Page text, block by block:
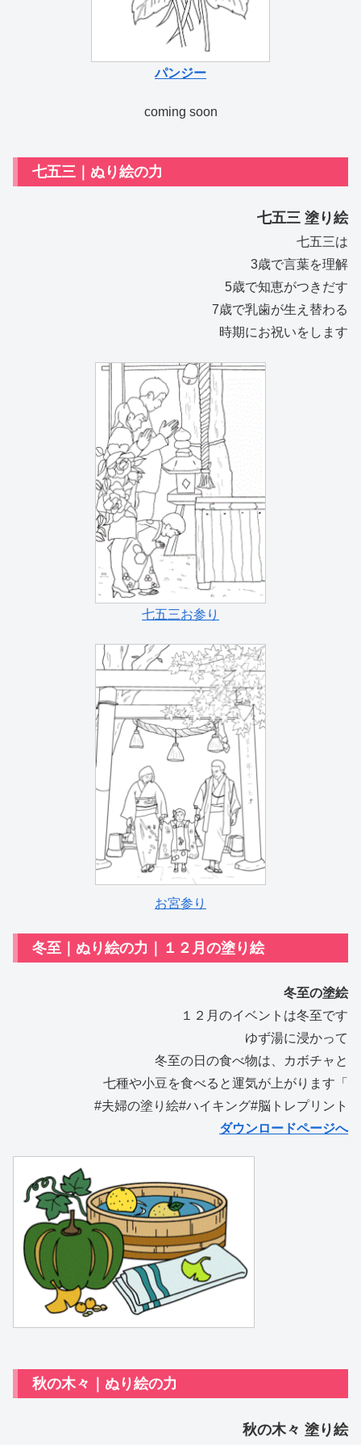
パンジー
coming soon
七五三｜ぬり絵の力
七五三 塗り絵
七五三は
3歳で言葉を理解
5歳で知恵がつきだす
7歳で乳歯が生え替わる
時期にお祝いをします
七五三お参り
お宮参り
冬至｜ぬり絵の力｜１２月の塗り絵
冬至の塗絵
１２月のイベントは冬至です
ゆず湯に浸かって
冬至の日の食べ物は、カボチャと
七種や小豆を食べると運気が上がります「
#夫婦の塗り絵#ハイキング#脳トレプリント
ダウンロードページへ
秋の木々｜ぬり絵の力
秋の木々 塗り絵